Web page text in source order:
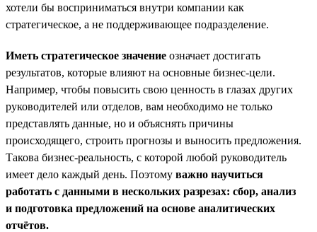
хотели бы восприниматься внутри компании как
стратегическое, а не поддерживающее подразделение.
Иметь стратегическое значение означает достигать
результатов, которые влияют на основные бизнес-цели.
Например, чтобы повысить свою ценность в глазах других
руководителей или отделов, вам необходимо не только
представлять данные, но и объяснять причины
происходящего, строить прогнозы и выносить предложения.
Такова бизнес-реальность, с которой любой руководитель
имеет дело каждый день. Поэтому важно научиться
работать с данными в нескольких разрезах: сбор, анализ
и подготовка предложений на основе аналитических
отчётов.